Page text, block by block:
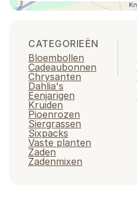
CATEGORIEËN
Bloembollen
Cadeaubonnen
Chrysanten
Dahlia's
Eenjarigen
Kruiden
Pioenrozen
Siergrassen
Sixpacks
Vaste planten
Zaden
Zadenmixen